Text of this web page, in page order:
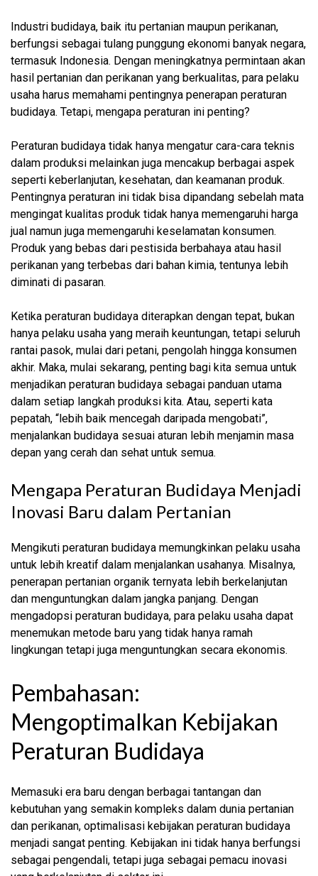
Industri budidaya, baik itu pertanian maupun perikanan,
berfungsi sebagai tulang punggung ekonomi banyak negara,
termasuk Indonesia. Dengan meningkatnya permintaan akan
hasil pertanian dan perikanan yang berkualitas, para pelaku
usaha harus memahami pentingnya penerapan peraturan
budidaya. Tetapi, mengapa peraturan ini penting?
Peraturan budidaya tidak hanya mengatur cara-cara teknis
dalam produksi melainkan juga mencakup berbagai aspek
seperti keberlanjutan, kesehatan, dan keamanan produk.
Pentingnya peraturan ini tidak bisa dipandang sebelah mata
mengingat kualitas produk tidak hanya memengaruhi harga
jual namun juga memengaruhi keselamatan konsumen.
Produk yang bebas dari pestisida berbahaya atau hasil
perikanan yang terbebas dari bahan kimia, tentunya lebih
diminati di pasaran.
Ketika peraturan budidaya diterapkan dengan tepat, bukan
hanya pelaku usaha yang meraih keuntungan, tetapi seluruh
rantai pasok, mulai dari petani, pengolah hingga konsumen
akhir. Maka, mulai sekarang, penting bagi kita semua untuk
menjadikan peraturan budidaya sebagai panduan utama
dalam setiap langkah produksi kita. Atau, seperti kata
pepatah, “lebih baik mencegah daripada mengobati”,
menjalankan budidaya sesuai aturan lebih menjamin masa
depan yang cerah dan sehat untuk semua.
Mengapa Peraturan Budidaya Menjadi
Inovasi Baru dalam Pertanian
Mengikuti peraturan budidaya memungkinkan pelaku usaha
untuk lebih kreatif dalam menjalankan usahanya. Misalnya,
penerapan pertanian organik ternyata lebih berkelanjutan
dan menguntungkan dalam jangka panjang. Dengan
mengadopsi peraturan budidaya, para pelaku usaha dapat
menemukan metode baru yang tidak hanya ramah
lingkungan tetapi juga menguntungkan secara ekonomis.
Pembahasan:
Mengoptimalkan Kebijakan
Peraturan Budidaya
Memasuki era baru dengan berbagai tantangan dan
kebutuhan yang semakin kompleks dalam dunia pertanian
dan perikanan, optimalisasi kebijakan peraturan budidaya
menjadi sangat penting. Kebijakan ini tidak hanya berfungsi
sebagai pengendali, tetapi juga sebagai pemacu inovasi